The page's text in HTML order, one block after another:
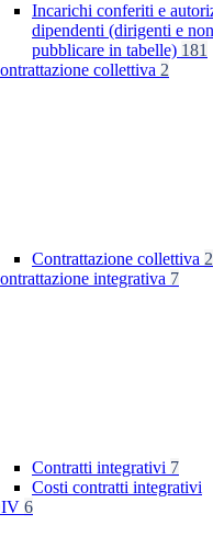
Incarichi conferiti e
dipendenti (dirigenti e
pubblicare in tabelle) 181
collettiva 2
Contrattazione collettiva 2
integrativa 7
Contratti integrativi 7
Costi contratti integrativi
6